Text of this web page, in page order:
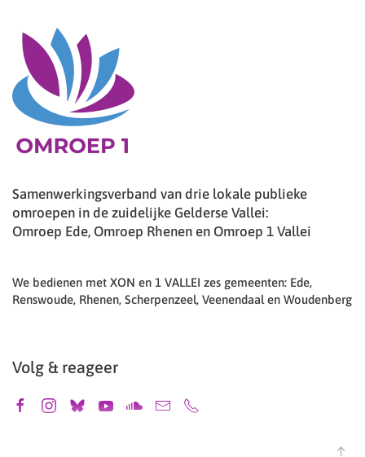
Samenwerkingsverband van drie lokale publieke
omroepen in de zuidelijke Gelderse Vallei:
Omroep Ede, Omroep Rhenen en Omroep 1 Vallei
We bedienen met XON en 1 VALLEI zes gemeenten: Ede,
Renswoude, Rhenen, Scherpenzeel, Veenendaal en Woudenberg
Volg & reageer